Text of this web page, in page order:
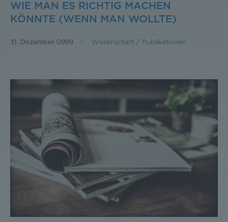
WIE MAN ES RICHTIG MACHEN
KÖNNTE (WENN MAN WOLLTE)
31. Dezember 0999 Wissenschaft / Publikationen